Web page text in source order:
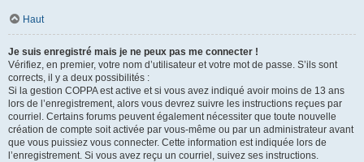
Haut
Je suis enregistré mais je ne peux pas me connecter !
Vérifiez, en premier, votre nom d’utilisateur et votre mot de passe. S’ils sont
corrects, il y a deux possibilités :
Si la gestion COPPA est active et si vous avez indiqué avoir moins de 13 ans
lors de l’enregistrement, alors vous devrez suivre les instructions reçues par
courriel. Certains forums peuvent également nécessiter que toute nouvelle
création de compte soit activée par vous-même ou par un administrateur avant
que vous puissiez vous connecter. Cette information est indiquée lors de
l’enregistrement. Si vous avez reçu un courriel, suivez ses instructions.